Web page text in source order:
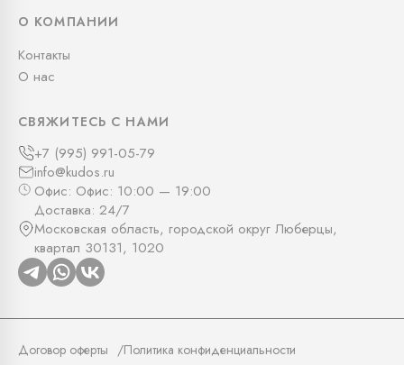
О КОМПАНИИ
Контакты
О нас
СВЯЖИТЕСЬ С НАМИ
+7 (995) 991-05-79
info@kudos.ru
Офис: Офис: 10:00 — 19:00
Доставка: 24/7
Московская область, городской округ Люберцы,
квартал 30131, 1020
Договор оферты Политика конфиденциальности